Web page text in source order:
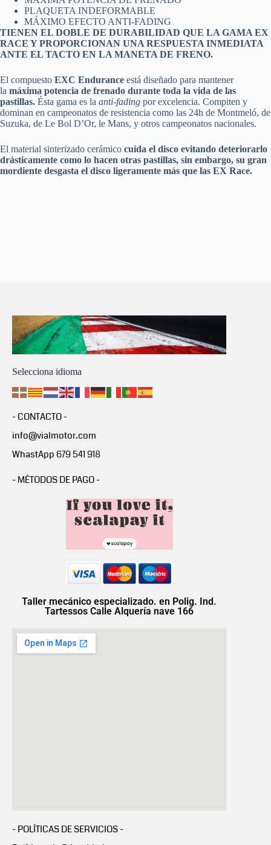
PLAQUETA INDEFORMABLE
MÁXIMO EFECTO ANTI-FADING
TIENEN EL DOBLE DE DURABILIDAD QUE LA GAMA EX
RACE Y PROPORCIONAN UNA RESPUESTA INMEDIATA
ANTE EL TACTO EN LA MANETA DE FRENO.
El compuesto EXC Endurance está diseñado para mantener
la máxima potencia de frenado durante toda la vida de las
pastillas. Ésta gama es la anti-fading por excelencia. Compiten y
dominan en campeonatos de resistencia como las 24h de Montmeló, de
Suzuka, de Le Bol D’Or, le Mans, y otros campeonatos nacionales.
El material sinterizado cerámico cuida el disco evitando deteriorarlo
drásticamente como lo hacen otras pastillas, sin embargo, su gran
mordiente desgasta el disco ligeramente más que las EX Race.
Selecciona idioma
- CONTACTO -
info@vialmotor.com
WhastApp 679 541 918
- MÉTODOS DE PAGO -
Taller mecánico especializado. en Polig. Ind.
Tartessos Calle Alquería nave 166
- POLÍTICAS DE SERVICIOS -